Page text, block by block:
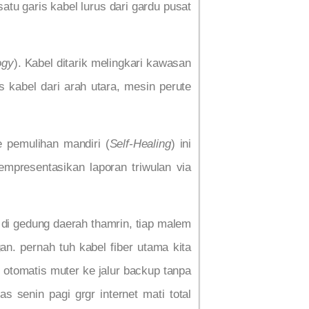
garis kabel lurus dari gardu pusat
). Kabel ditarik melingkari kawasan
kabel dari arah utara, mesin perute
pemulihan mandiri (Self-Healing) ini
laporan triwulan via
gedung daerah thamrin, tiap malem
pernah tuh kabel fiber utama kita
muter ke jalur backup tanpa
senin pagi grgr internet mati total